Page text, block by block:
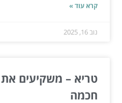
קרא עוד »
נוב 16, 2025
טריא – משקיעים
חכמה